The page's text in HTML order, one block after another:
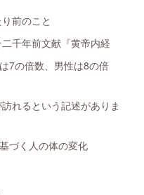
前のこと
千年前文献『黄帝内経
7の倍数、男性は8の倍
れるという記述がありま
づく人の体の変化